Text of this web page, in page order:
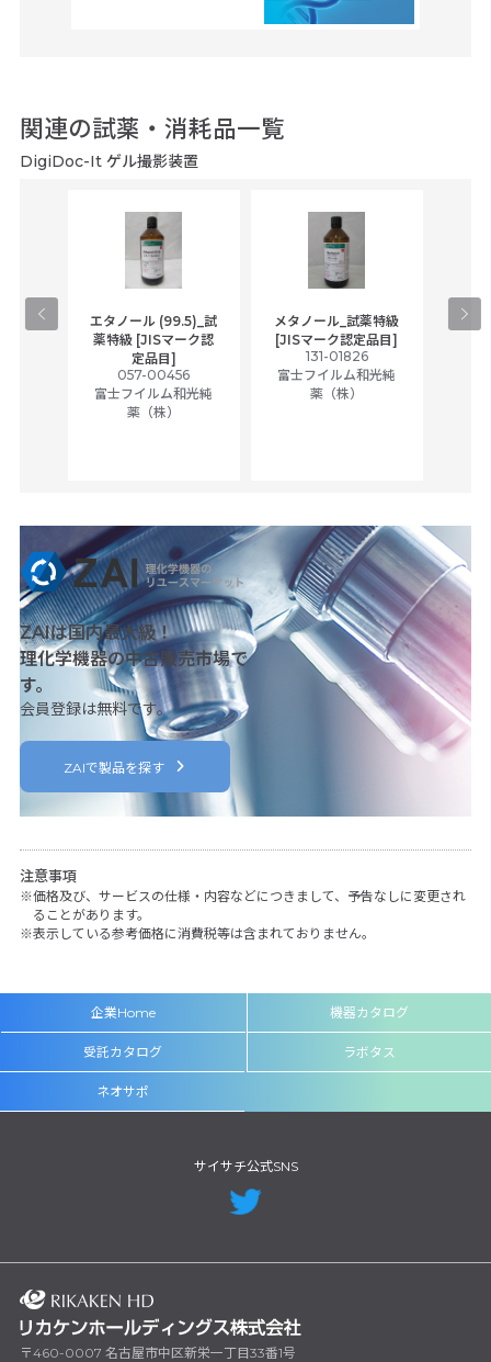
関連の試薬・消耗品一覧
DigiDoc-It ゲル撮影装置
エタノール (99.5)_試
薬特級 [JISマーク認
定品目]
057-00456
富士フイルム和光純
薬（株）
メタノール_試薬特級
[JISマーク認定品目]
131-01826
富士フイルム和光純
薬（株）
ア
ZAIは国内最大級！
理化学機器の中古販売市場で
す。
会員登録は無料です。
ZAIで製品を探す
注意事項
価格及び、サービスの仕様・内容などにつきまして、予告なしに変更され
ることがあります。
表示している参考価格に消費税等は含まれておりません。
企業Home 機器カタログ
受託カタログ ラボタス
ネオサポ
サイサチ公式SNS
〒460-0007 名古屋市中区新栄一丁目33番1号